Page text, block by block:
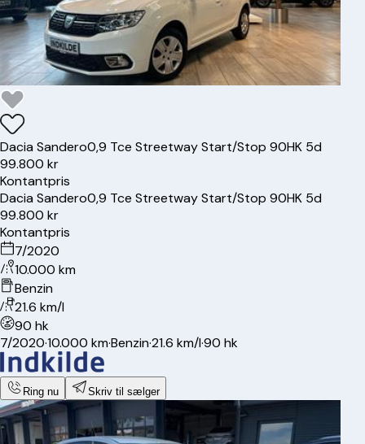
DaciaSandero0,9 Tce Streetway Start/Stop 90HK 5d
99.800 kr
Kontantpris
DaciaSandero0,9 Tce Streetway Start/Stop 90HK 5d
99.800 kr
Kontantpris
7/2020
10.000 km
Benzin
21.6 km/l
90 hk
7/2020·10.000 km·Benzin·21.6 km/l·90 hk
Ring nu Skriv til sælger